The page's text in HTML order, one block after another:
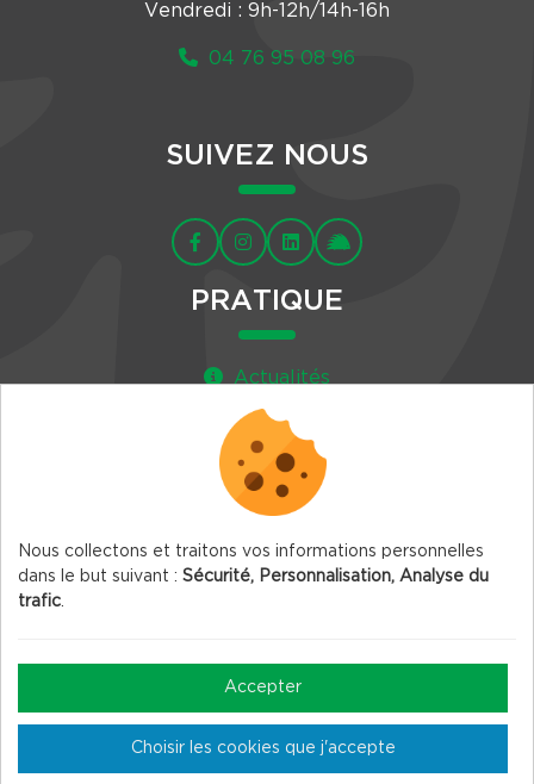
Vendredi : 9h-12h/14h-16h
04 76 95 08 96
SUIVEZ NOUS
PRATIQUE
Actualités
Agenda
Newsletter
Gestion des Cookies
Crédits
Nous collectons et traitons vos informations personnelles
dans le but suivant : Sécurité, Personnalisation, Analyse du
trafic.
Accepter
Choisir les cookies que j'accepte